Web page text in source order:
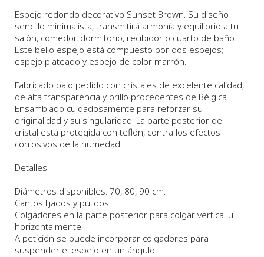
Espejo redondo decorativo Sunset Brown. Su diseño
sencillo minimalista, transmitirá armonía y equilibrio a tu
salón, comedor, dormitorio, recibidor o cuarto de baño.
Este bello espejo está compuesto por dos espejos;
espejo plateado y espejo de color marrón.
Fabricado bajo pedido con cristales de excelente calidad,
de alta transparencia y brillo procedentes de Bélgica.
Ensamblado cuidadosamente para reforzar su
originalidad y su singularidad. La parte posterior del
cristal está protegida con teflón, contra los efectos
corrosivos de la humedad.
Detalles:
Diámetros disponibles: 70, 80, 90 cm.
Cantos lijados y pulidos.
Colgadores en la parte posterior para colgar vertical u
horizontalmente.
A petición se puede incorporar colgadores para
suspender el espejo en un ángulo.